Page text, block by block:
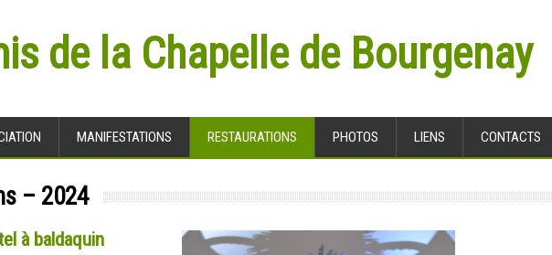
de la Chapelle de Bourgenay
MANIFESTATIONS RESTAURATIONS PHOTOS LIENS CONTACTS
– 2024
à baldaquin